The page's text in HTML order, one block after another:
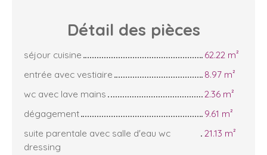
Détail des pièces
séjour cuisine
62.22 m²
entrée avec vestiaire
8.97 m²
wc avec lave mains
2.36 m²
dégagement
9.61 m²
suite parentale avec salle d'eau wc
dressing
21.13 m²